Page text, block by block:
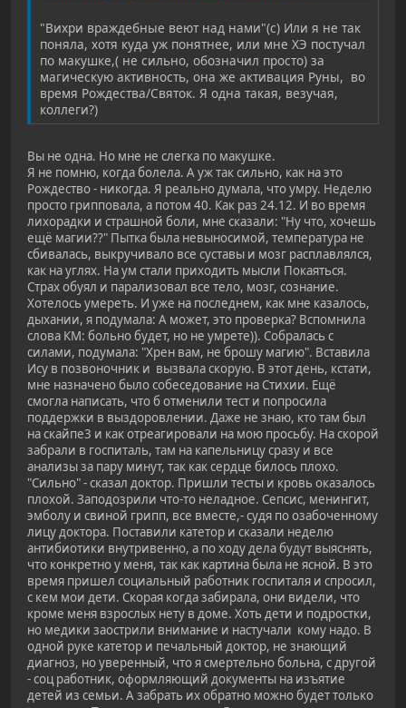
"Вихри враждебные веют над нами"(с) Или я не так
поняла, хотя куда уж понятнее, или мне ХЭ постучал
по макушке,( не сильно, обозначил просто) за
магическую активность, она же активация Руны, во
время Рождества/Святок. Я одна такая, везучая,
коллеги?)
Вы не одна. Но мне не слегка по макушке.
Я не помню, когда болела. А уж так сильно, как на это
Рождество - никогда. Я реально думала, что умру. Неделю
просто грипповала, а потом 40. Как раз 24.12. И во время
лихорадки и страшной боли, мне сказали: "Ну что, хочешь
ещё магии??" Пытка была невыносимой, температура не
сбивалась, выкручивало все суставы и мозг расплавлялся,
как на углях. На ум стали приходить мысли Покаяться.
Страх обуял и парализовал все тело, мозг, сознание.
Хотелось умереть. И уже на последнем, как мне казалось,
дыхании, я подумала: А может, это проверка? Вспомнила
слова КМ: больно будет, но не умрете)). Собралась с
силами, подумала: "Хрен вам, не брошу магию". Вставила
Ису в позвоночник и вызвала скорую. В этот день, кстати,
мне назначено было собеседование на Стихии. Ещё
смогла написать, что б отменили тест и попросила
поддержки в выздоровлении. Даже не знаю, кто там был
на скайпе3 и как отреагировали на мою просьбу. На скорой
забрали в госпиталь, там на капельницу сразу и все
анализы за пару минут, так как сердце билось плохо.
"Сильно" - сказал доктор. Пришли тесты и кровь оказалось
плохой. Заподозрили что-то неладное. Сепсис, менингит,
эмболу и свиной грипп, все вместе,- судя по озабоченному
лицу доктора. Поставили катетор и сказали неделю
антибиотики внутривенно, а по ходу дела будут выяснять,
что конкретно у меня, так как картина была не ясной. В это
время пришел социальный работник госпиталя и спросил,
с кем мои дети. Скорая когда забирала, они видели, что
кроме меня взрослых нету в доме. Хоть дети и подростки,
но медики заострили внимание и настучали кому надо. В
одной руке катетор и печальный доктор, не знающий
диагноз, но уверенный, что я смертельно больна, с другой
- соц работник, оформляющий документы на изъятие
детей из семьи. А забрать их обратно можно будет только